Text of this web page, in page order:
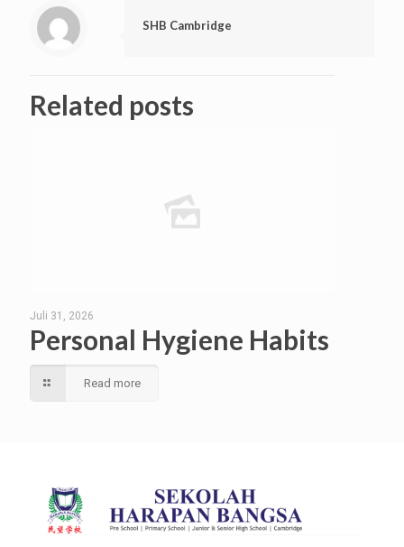
SHB Cambridge
Related posts
Juli 31, 2026
Personal Hygiene Habits
Read more